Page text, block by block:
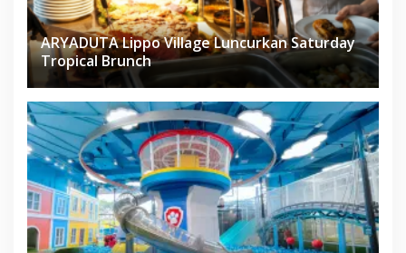
ARYADUTA Lippo Village Luncurkan Saturday
Tropical Brunch